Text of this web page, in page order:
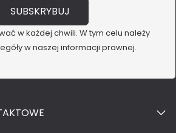
w każdej chwili. W tym celu należy
w naszej informacji prawnej.